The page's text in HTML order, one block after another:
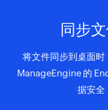
同步
将文件同步到桌面
ManageEngine 的
据安全